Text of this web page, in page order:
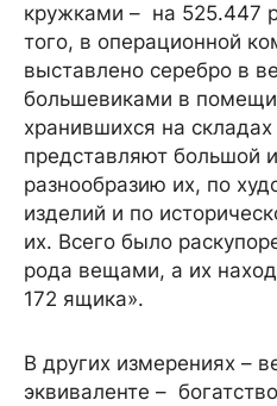
кружками – на 525.447
того, в операционной
выставлено серебро в
большевиками в
хранившихся на
представляют большой
разнообразию их, по
изделий и по
их. Всего было
рода вещами, а их
172 ящика».
В других измерениях –
эквиваленте –